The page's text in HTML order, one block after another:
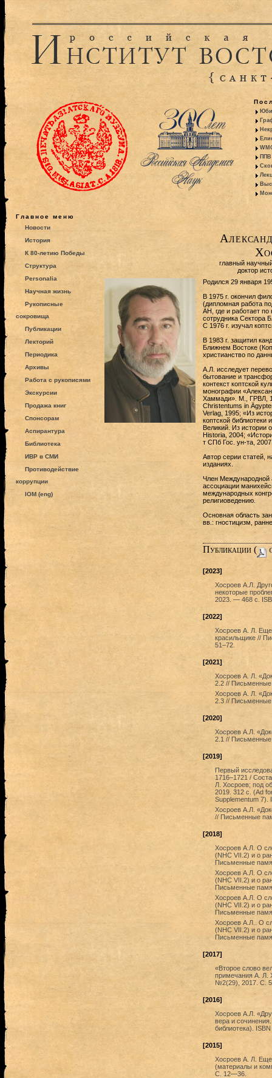
ППВ
Главное меню
Новости
История
К 80-летию Победы
Структура
Personalia
Научная жизнь
Рукописные
сокровища
Публикации
Лекторий
Периодика
Архивы
Работа с рукописями
Экскурсии
Продажа книг
Спонсорам
Аспирантура
Библиотека
ИВР в СМИ
Противодействие
коррупции
IOM (eng)
главный
доктор
Родился 29 января
В 1975 г. окончил
(дипломная работа
АН, где и работает
сотрудника Сектора
С 1976 г. изучал
В 1983 г. защитил
Ближнем Востоке
христианство по
А.Л. исследует
бытование и
контекст коптской
монографии
Хаммади». М., ГРВЛ,
Christentums in
Verlag, 1995; «Из
коптской
Великий. Из истории
Historia, 2004;
т СПб Гос. ун-та,
Автор серии статей,
изданиях.
Член Международной
ассоциации
международных
религиоведению.
Основная область
вв.: гностицизм,
Публикации (
[2023]
Хосроев А.Л.
некоторые
2023. — 468 с.
[2022]
Хосроев А. Л. Еще
красильщике //
51–72.
[2021]
Хосроев А. Л.
2.2 //
Хосроев А. Л.
2.3 //
[2020]
Хосроев А.Л.
2.1 //
[2019]
Первый
1716–1721 /
Л. Хосроев; под
2019. 312 с. (Ad
Supplementum 7).
Хосроев А.Л.
// Письменные
[2018]
Хосроев А.Л. О
(NHC VII.2) и о
Письменные
Хосроев А.Л. О
(NHC VII.2) и о
Письменные
Хосроев А.Л. О
(NHC VII.2) и о
Письменные
Хосроев А.Л.. О
(NHC VII.2) и о
Письменные
[2017]
«Второе слово
примечания А. Л.
№2(29), 2017. С.
[2016]
Хосроев А.Л.
вера и
библиотека).
[2015]
Хосроев А. Л. Еще
(материалы и
С. 12—36.